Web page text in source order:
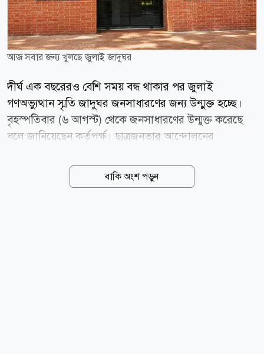
আজ সবার জন্য খুলছে জুলাই জাদুঘর
দীর্ঘ এক বছরেরও বেশি সময় বন্ধ থাকার পর জুলাই
গণঅভ্যুত্থান স্মৃতি জাদুঘর জনসাধারণের জন্য উন্মুক্ত হচ্ছে।
বৃহস্পতিবার (৬ আগস্ট) থেকে জনসাধারণের উন্মুক্ত করেছে
বলে জানিয়েছেন কর্তৃপর্ক্ষ। ছাত্রজনতার আন্দোলনের
দলিল, ব্যক্তিগত ব্যবহার্য সামগ্রী এবং বিভিন্ন ডিজিটাল প্রদর্শনী
জায়গা পেয়েছে এই জাদুঘরে। জনসাধারণের জন্য আজ
বাকি অংশ পড়ুন